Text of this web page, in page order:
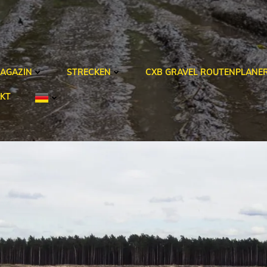
STRECKEN CXB GRAVEL